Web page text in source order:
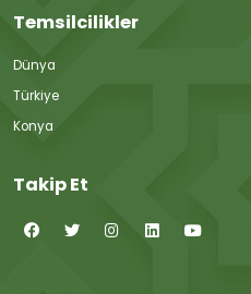
Temsilcilikler
Dünya
Türkiye
Konya
Takip Et